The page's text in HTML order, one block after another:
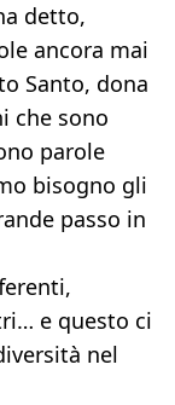
detto,
ancora mai
Santo, dona
che sono
parole
bisogno gli
passo in
e questo ci
nel